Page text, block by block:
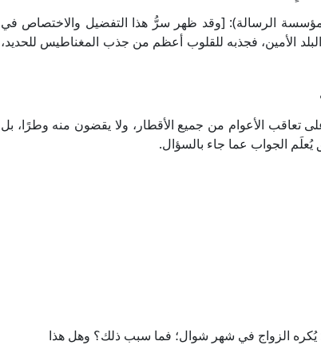
ابن القيم في "زاد المعاد" (1/ 52، ط. مؤسسة الرسالة): [وقد ظهر سرُّ هذا التفضيل والاختصاص في
البلد الأمين، فجذبه للقلوب أعظم من جذب المغناطيس للحديد،
تعاقب الأعوام من جميع الأقطار، ولا يقضون منه وطرًا، بل
يُعلَم الجواب عما جاء بالسؤال.
الزواج في شهر شوال؛ فما سبب ذلك؟ وهل هذا